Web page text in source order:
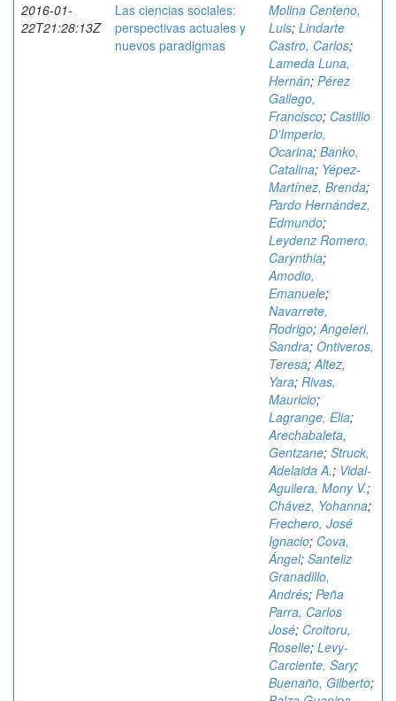
2016-01-
22T21:28:13Z
Las ciencias sociales:
perspectivas actuales y
nuevos paradigmas
Molina Centeno,
Luis; Lindarte
Castro, Carlos;
Lameda Luna,
Hernán; Pérez
Gallego,
Francisco; Castillo
D'Imperio,
Ocarina; Banko,
Catalina; Yépez-
Martínez, Brenda;
Pardo Hernández,
Edmundo;
Leydenz Romero,
Carynthia;
Amodio,
Emanuele;
Navarrete,
Rodrigo;Angeleri,
Sandra; Ontiveros,
Teresa;Altez,
Yara; Rivas,
Mauricio;
Lagrange, Elia;
Arechabaleta,
Gentzane; Struck,
Adelaida A.; Vidal-
Aguilera, Mony V.;
Chávez, Yohanna;
Frechero, José
Ignacio; Cova,
Ángel; Santeliz
Granadillo,
Andrés; Peña
Parra, Carlos
José; Croitoru,
Roselle; Levy-
Carciente, Sary;
Buenaño, Gilberto;